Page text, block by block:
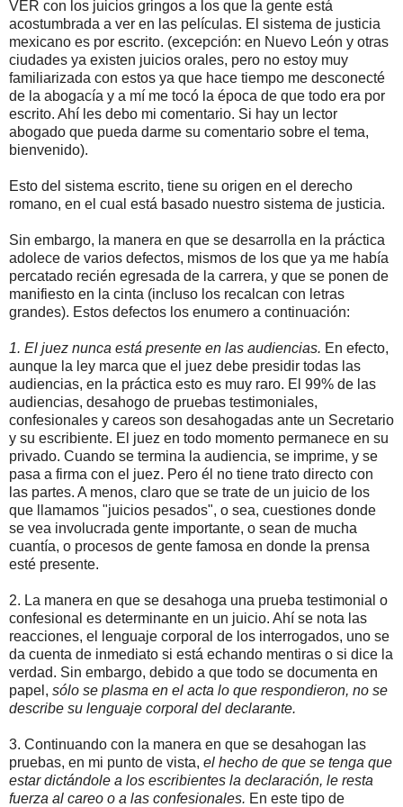
VER con los juicios gringos a los que la gente está
acostumbrada a ver en las películas. El sistema de justicia
mexicano es por escrito. (excepción: en Nuevo León y otras
ciudades ya existen juicios orales, pero no estoy muy
familiarizada con estos ya que hace tiempo me desconecté
de la abogacía y a mí me tocó la época de que todo era por
escrito. Ahí les debo mi comentario. Si hay un lector
abogado que pueda darme su comentario sobre el tema,
bienvenido).
Esto del sistema escrito, tiene su origen en el derecho
romano, en el cual está basado nuestro sistema de justicia.
Sin embargo, la manera en que se desarrolla en la práctica
adolece de varios defectos, mismos de los que ya me había
percatado recién egresada de la carrera, y que se ponen de
manifiesto en la cinta (incluso los recalcan con letras
grandes). Estos defectos los enumero a continuación:
1. El juez nunca está presente en las audiencias. En efecto,
aunque la ley marca que el juez debe presidir todas las
audiencias, en la práctica esto es muy raro. El 99% de las
audiencias, desahogo de pruebas testimoniales,
confesionales y careos son desahogadas ante un Secretario
y su escribiente. El juez en todo momento permanece en su
privado. Cuando se termina la audiencia, se imprime, y se
pasa a firma con el juez. Pero él no tiene trato directo con
las partes. A menos, claro que se trate de un juicio de los
que llamamos "juicios pesados", o sea, cuestiones donde
se vea involucrada gente importante, o sean de mucha
cuantía, o procesos de gente famosa en donde la prensa
esté presente.
2. La manera en que se desahoga una prueba testimonial o
confesional es determinante en un juicio. Ahí se nota las
reacciones, el lenguaje corporal de los interrogados, uno se
da cuenta de inmediato si está echando mentiras o si dice la
verdad. Sin embargo, debido a que todo se documenta en
papel, sólo se plasma en el acta lo que respondieron, no se
describe su lenguaje corporal del declarante.
3. Continuando con la manera en que se desahogan las
pruebas, en mi punto de vista, el hecho de que se tenga que
estar dictándole a los escribientes la declaración, le resta
fuerza al careo o a las confesionales. En este tipo de